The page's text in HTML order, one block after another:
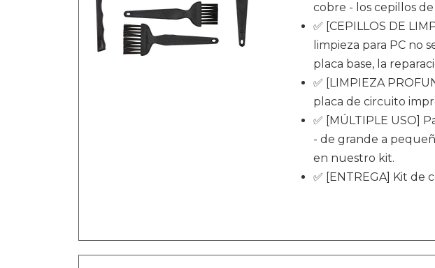
cobre - los cepillos
✅ [CEPILLOS DE
limpieza para PC no
placa base, la
✅ [LIMPIEZA
placa de circuito
✅ [MÚLTIPLE USO]
- de grande a
en nuestro kit.
✅ [ENTREGA] Kit de